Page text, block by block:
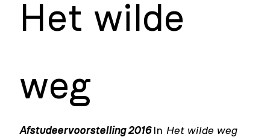
Het wilde
weg
Afstudeervoorstelling 2016 In Het wilde weg